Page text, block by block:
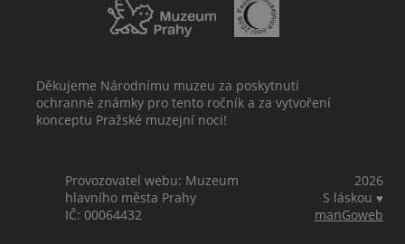
Děkujeme Národnímu muzeu za poskytnutí
ochranné známky pro tento ročník a za vytvoření
konceptu Pražské muzejní noci!
Provozovatel webu: Muzeum
hlavního města Prahy
IČ: 00064432
2026
S láskou ♥
manGoweb